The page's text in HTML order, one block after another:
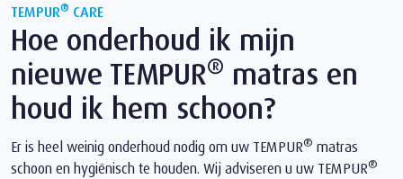
TEMPUR® CARE
Hoe onderhoud ik mijn
nieuwe TEMPUR® matras en
houd ik hem schoon?
Er is heel weinig onderhoud nodig om uw TEMPUR® matras
schoon en hygiënisch te houden. Wij adviseren u uw TEMPUR®